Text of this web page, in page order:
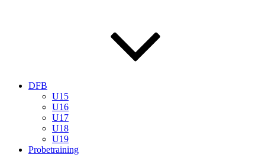
DFB
U15
U16
U17
U18
U19
Probetraining